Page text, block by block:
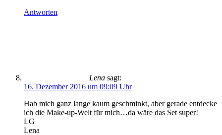
Antworten
Lena sagt:
16. Dezember 2016 um 09:09 Uhr
Hab mich ganz lange kaum geschminkt, aber gerade entdecke
ich die Make-up-Welt für mich…da wäre das Set super!
LG
Lena